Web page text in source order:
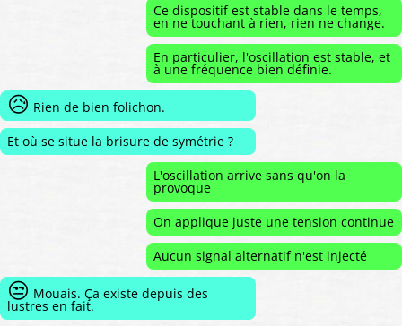
Ce dispositif est stable dans le temps,
en ne touchant à rien, rien ne change.
En particulier, l'oscillation est stable, et
à une fréquence bien définie.
😥 Rien de bien folichon.
Et où se situe la brisure de symétrie ?
L'oscillation arrive sans qu'on la
provoque
On applique juste une tension continue
Aucun signal alternatif n'est injecté
😒 Mouais. Ça existe depuis des
lustres en fait.